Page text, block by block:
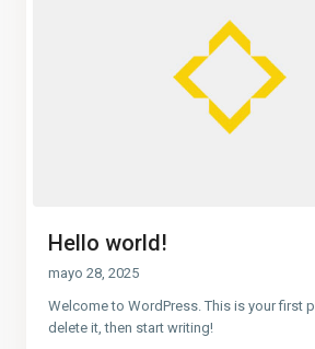
Hello world!
mayo 28, 2025
Welcome to WordPress. This is your first
delete it, then start writing!